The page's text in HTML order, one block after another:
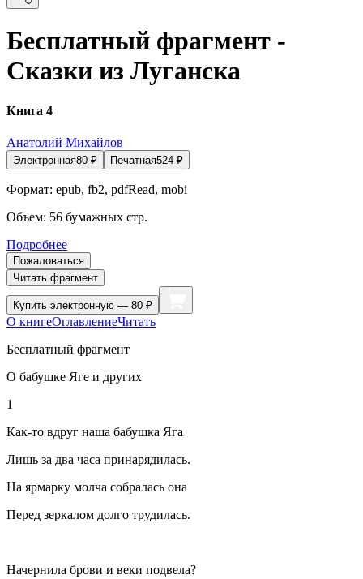
Бесплатный фрагмент -
Сказки из Луганска
Книга 4
Анатолий Михайлов
Электронная80 ₽ Печатная524 ₽
Формат: epub, fb2, pdfRead, mobi
Объем: 56 бумажных стр.
Подробнее
Пожаловаться
Читать фрагмент
Купить электронную — 80 ₽
О книгеОглавлениеЧитать
Бесплатный фрагмент
О бабушке Яге и других
1
Как-то вдруг наша бабушка Яга
Лишь за два часа принарядилась.
На ярмарку молча собралась она
Перед зеркалом долго трудилась.
Начернила брови и веки подвела?